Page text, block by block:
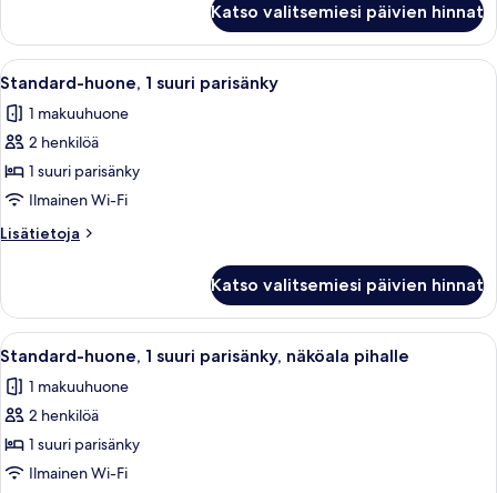
uima-
altaalle
kuvat
1
suuri
parisänky,
uima-
altaalle
Katso valitsemiesi päivien hinnat
Avaa
kaikki
huonetyypin
Standard-
huone,
1
suuri
parisänky
Hotellihuone, jossa on sänky,
7
Standard-huone, 1 suuri parisänky
1 makuuhuone
2 henkilöä
1 suuri parisänky
Ilmainen Wi-Fi
Lisätietoja
Lisätietoja
1
suuri
parisänky
Katso valitsemiesi päivien hinnat
Avaa
kaikki
huonetyypin
Standard-
huone,
1
Hotellihuone, jossa on sänky, pieni
7
Standard-huone, 1 suuri parisänky, näköala pihalle
1 makuuhuone
2 henkilöä
1 suuri parisänky
Ilmainen Wi-Fi